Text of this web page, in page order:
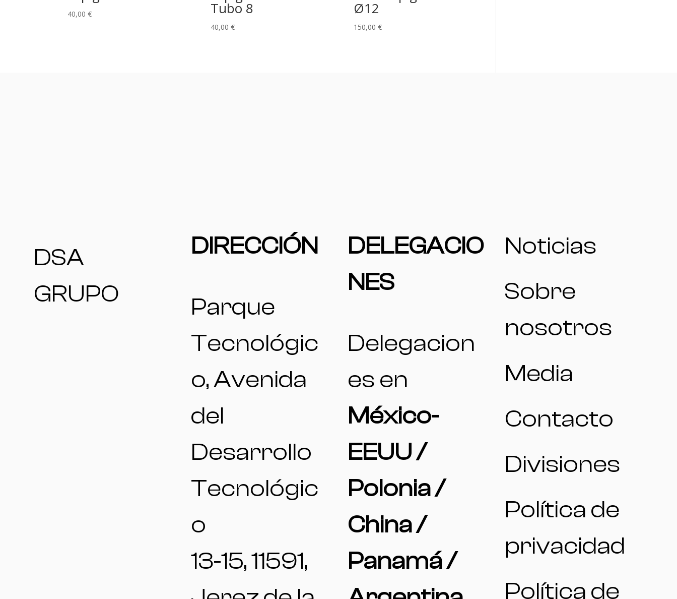
40,00€ Tubo 8
40,00 €
Ø12
150,00 €
DSA
GRUPO
DIRECCIÓN
Parque
Tecnológic
o, Avenida
del
Desarrollo
Tecnológic
o
13-15, 11591,
DELEGACIO
NES
Delegacion
es en
México-
EEUU /
Polonia /
China /
Panamá /
Noticias
Sobre
nosotros
Media
Contacto
Divisiones
Política de
privacidad
Política de